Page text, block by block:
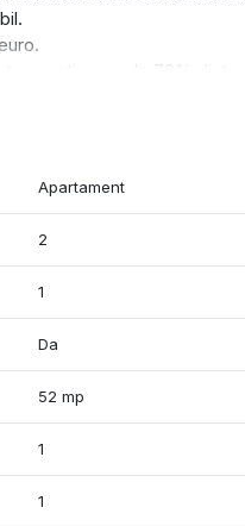
Apartament
2
1
Da
52 mp
1
1